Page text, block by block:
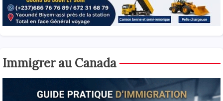
Immigrer au Canada